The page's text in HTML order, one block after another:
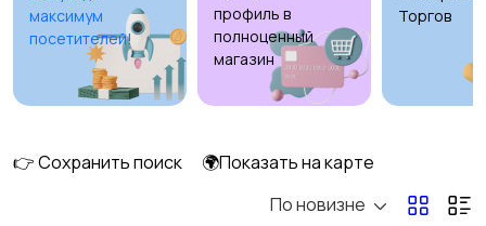
Рыбки2 С/х животные 2
13
максимум
посетителей!
профиль в
полноценный
магазин
Торгов
👉 Сохранить поиск
🌍Показать на карте
По новизне